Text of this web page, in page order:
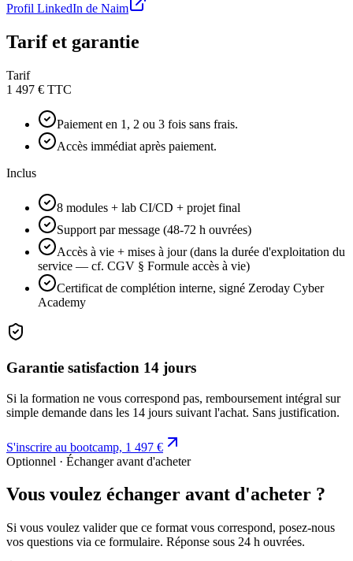
Profil LinkedIn de Naim
Tarif et garantie
Tarif
1 497 € TTC
Paiement en 1, 2 ou 3 fois sans frais.
Accès immédiat après paiement.
Inclus
8 modules + lab CI/CD + projet final
Support par message (48-72 h ouvrées)
Accès à vie + mises à jour (dans la durée d'exploitation du
service — cf. CGV § Formule accès à vie)
Certificat de complétion interne, signé Zeroday Cyber
Academy
Garantie satisfaction 14 jours
Si la formation ne vous correspond pas, remboursement intégral sur
simple demande dans les 14 jours suivant l'achat. Sans justification.
S'inscrire au bootcamp, 1 497 €
Optionnel · Échanger avant d'acheter
Vous voulez échanger avant d'acheter ?
Si vous voulez valider que ce format vous correspond, posez-nous
vos questions via ce formulaire. Réponse sous 24 h ouvrées.